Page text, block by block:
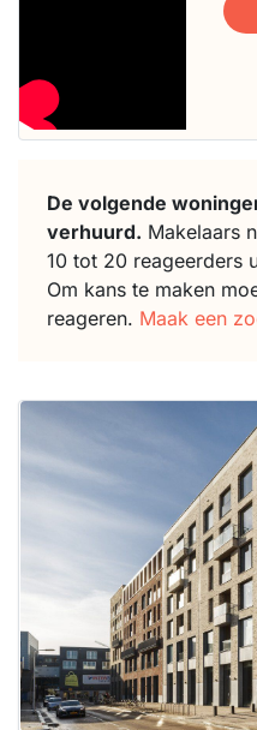
De volgende
verhuurd. Makelaars
10 tot 20 reageerders
Om kans te maken
reageren. Maak een
waarschijnlijk
maken moet je
reageren.
Stekkies helpt
je hierbij!